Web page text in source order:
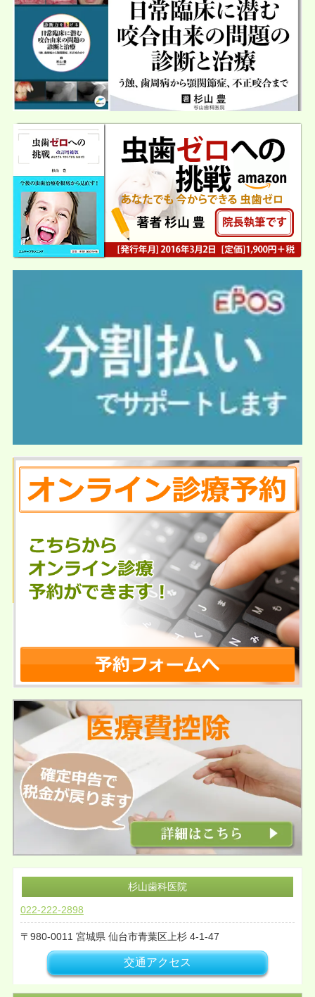
杉山歯科医院
022-222-2898
980-0011 宮城県 仙台市青葉区上杉 4-1-47
交通アクセス